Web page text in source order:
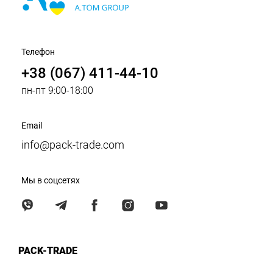
Телефон
+38 (067) 411-44-10
пн-пт 9:00-18:00
Email
info@pack-trade.com
Мы в соцсетях
PACK-TRADE